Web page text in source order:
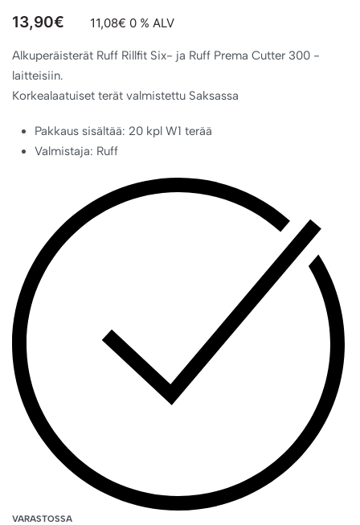
13,90€ 11,08€ 0 % ALV
Alkuperäisterät Ruff Rillfit Six- ja Ruff Prema Cutter 300 -
laitteisiin.
Korkealaatuiset terät valmistettu Saksassa
Pakkaus sisältää: 20 kpl W1 terää
Valmistaja: Ruff
VARASTOSSA